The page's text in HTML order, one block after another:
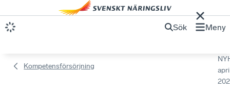
Sök Meny
Kompetensförsörjning